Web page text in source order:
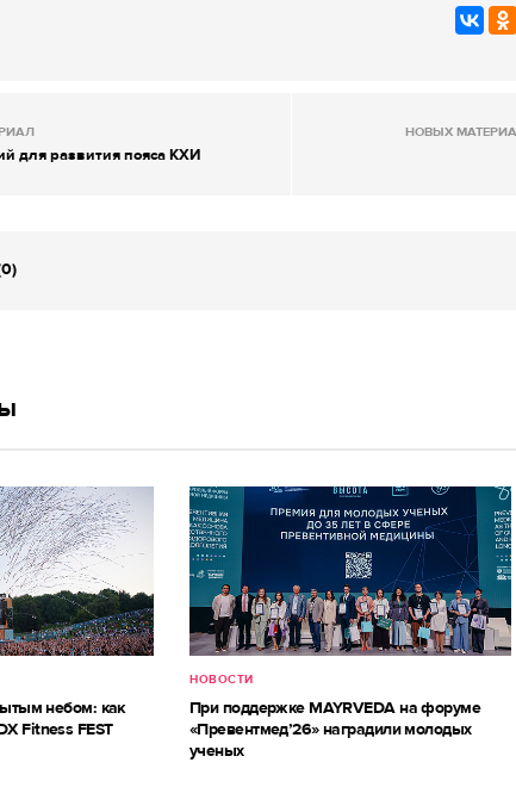
для развития пояса КХИ
НОВЫХ
небом: как
Fitness FEST
НОВОСТИ
При поддержке MAYRVEDA на форуме
«Превентмед’26» наградили молодых
ученых